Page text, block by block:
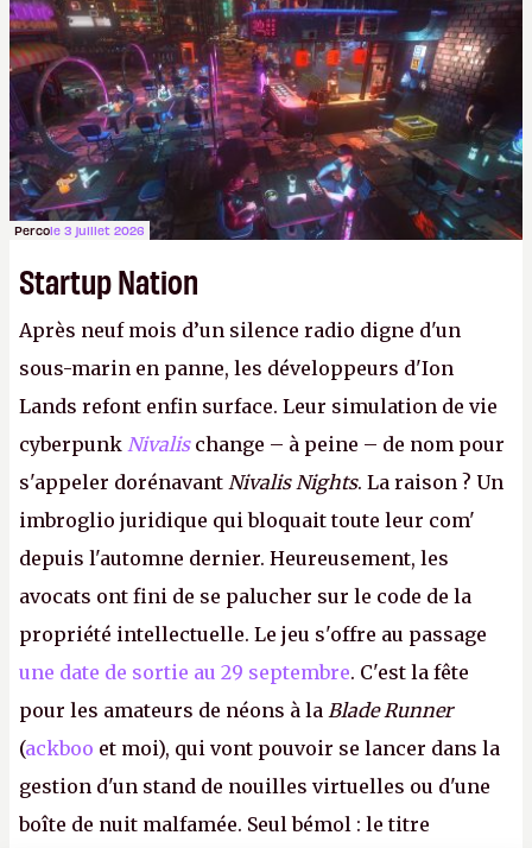
casque.P.
Percole 3 juillet 2026
Startup Nation
Après neuf mois d’un silence radio digne d'un
sous-marin en panne, les développeurs d'Ion
Lands refont enfin surface. Leur simulation de vie
cyberpunk Nivalis change – à peine – de nom pour
s'appeler dorénavant Nivalis Nights. La raison ? Un
imbroglio juridique qui bloquait toute leur com'
depuis l'automne dernier. Heureusement, les
avocats ont fini de se palucher sur le code de la
propriété intellectuelle. Le jeu s'offre au passage
une date de sortie au 29 septembre. C'est la fête
pour les amateurs de néons à la Blade Runner
(ackboo et moi), qui vont pouvoir se lancer dans la
gestion d'un stand de nouilles virtuelles ou d'une
boîte de nuit malfamée. Seul bémol : le titre